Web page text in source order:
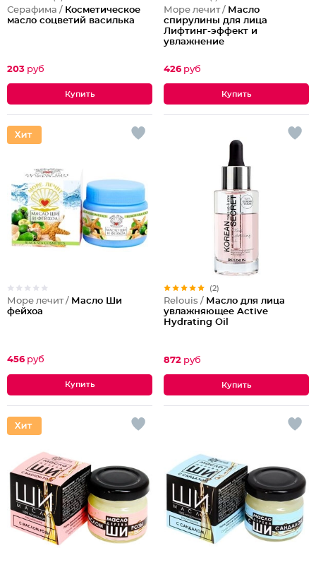
Серафима / Косметическое
масло соцветий василька
203 руб
Море лечит / Масло
спирулины для лица
Лифтинг-эффект и
увлажнение
426 руб
Море лечит / Масло Ши
фейхоа
456 руб
(2)
Relouis / Масло для лица
увлажняющее Active
Hydrating Oil
872 руб